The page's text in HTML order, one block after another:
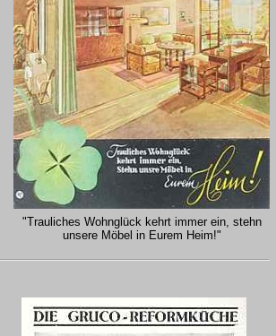
"Trauliches Wohnglück kehrt immer ein, stehn
unsere Möbel in Eurem Heim!"